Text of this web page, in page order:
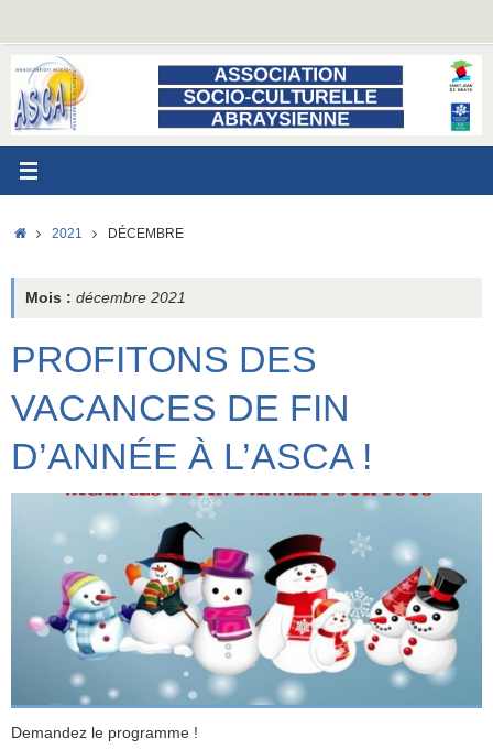
contenu
ACCUEIL
2021 DÉCEMBRE
Mois : décembre 2021
PROFITONS DES
VACANCES DE FIN
D’ANNÉE À L’ASCA !
Demandez le programme !